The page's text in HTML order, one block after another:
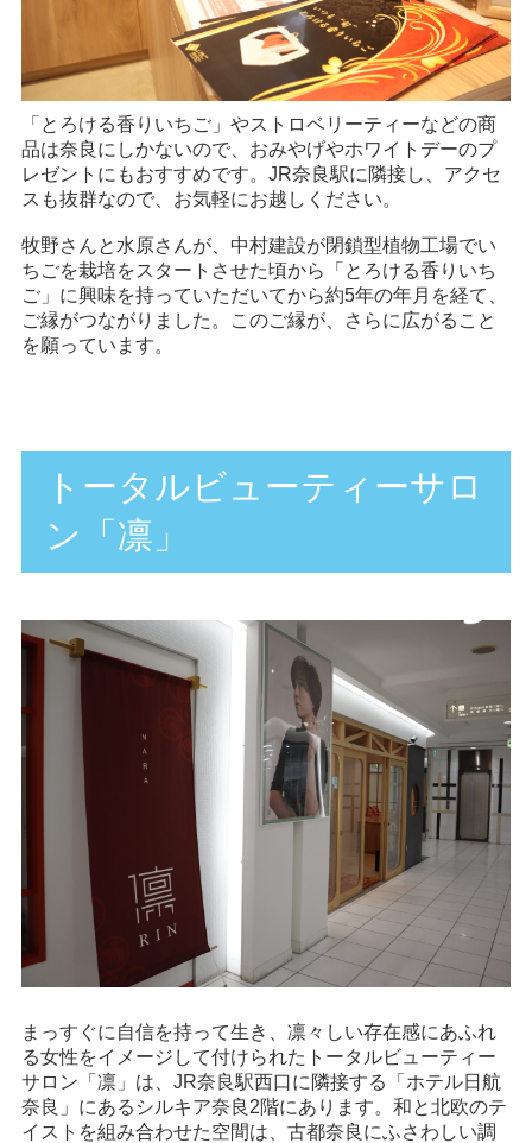
「とろける香りいちご」やストロベリーティーなどの商
品は奈良にしかないので、おみやげやホワイトデーのプ
レゼントにもおすすめです。JR奈良駅に隣接し、アクセ
スも抜群なので、お気軽にお越しください。
牧野さんと水原さんが、中村建設が閉鎖型植物工場でい
ちごを栽培をスタートさせた頃から「とろける香りいち
ご」に興味を持っていただいてから約5年の年月を経て、
ご縁がつながりました。このご縁が、さらに広がること
を願っています。
トータルビューティーサロ
ン「凛」
まっすぐに自信を持って生き、凛々しい存在感にあふれ
る女性をイメージして付けられたトータルビューティー
サロン「凛」は、JR奈良駅西口に隣接する「ホテル日航
奈良」にあるシルキア奈良2階にあります。和と北欧のテ
イストを組み合わせた空間は、古都奈良にふさわしい調